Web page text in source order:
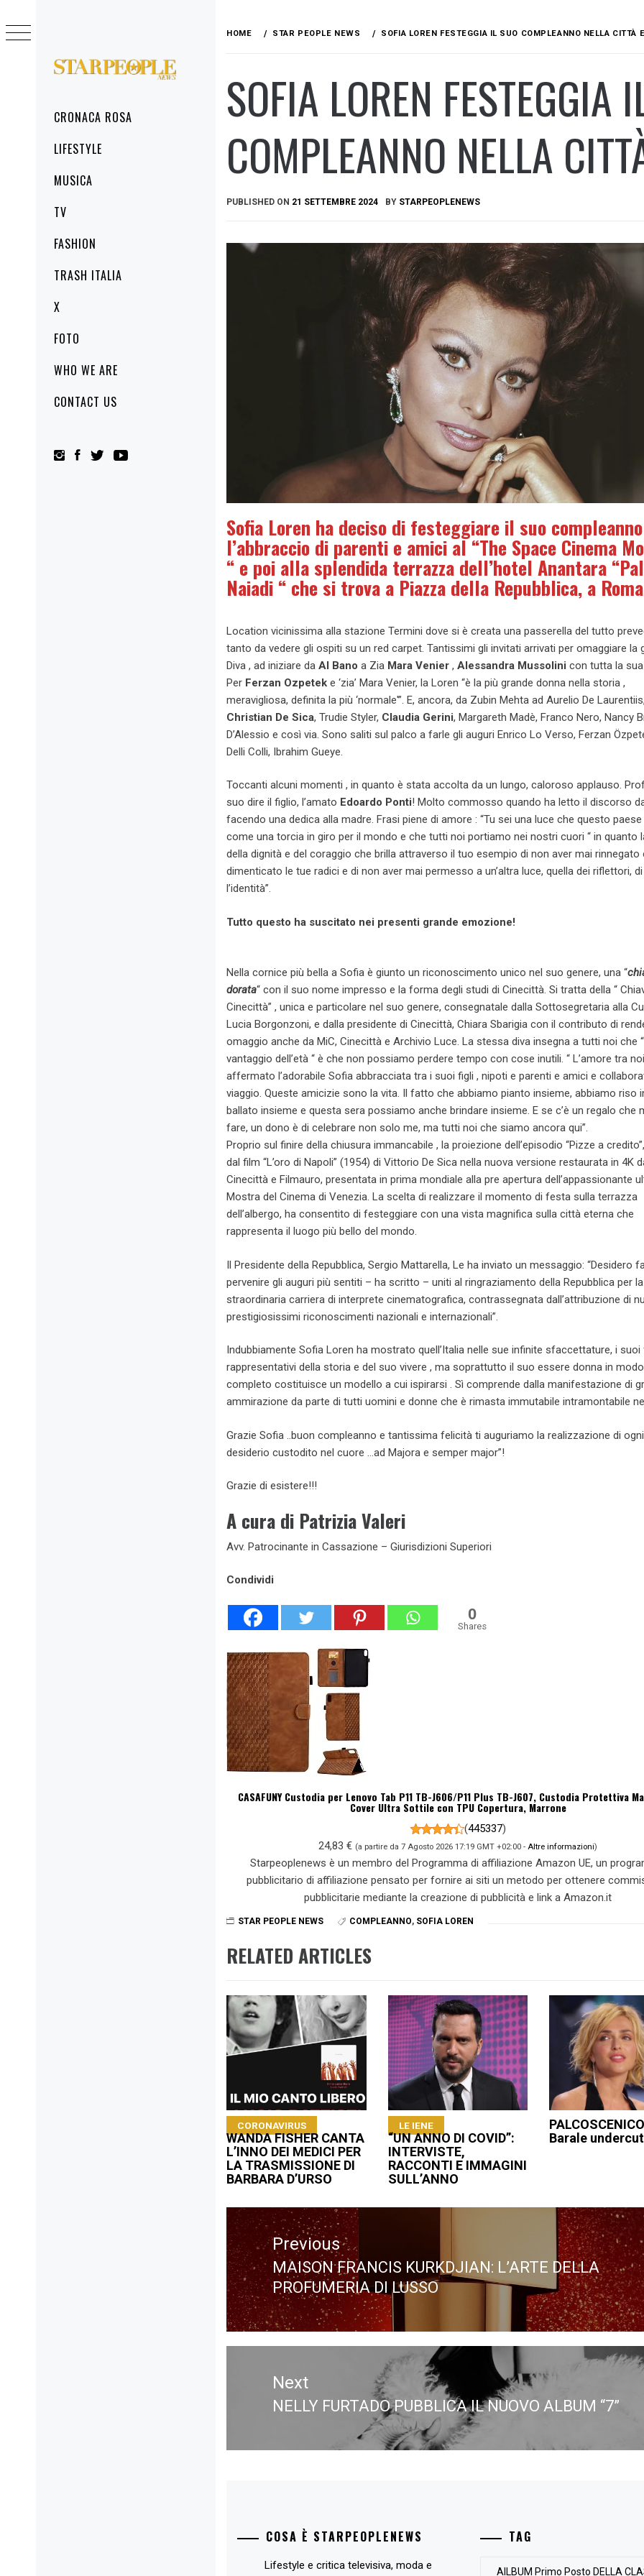
STARPEOPLENEWS
MenuCRONACA ROSA
LIFESTYLE
MUSICA
TV
FASHION
TRASH ITALIA
X
FOTO
WHO WE ARE
CONTACT US
to
content
HOME STAR PEOPLE NEWS SOFIA LOREN FESTEGGIA IL SUO COMPLEANNO NELLA CITTÀ
SOFIA LOREN FESTEGGIA
COMPLEANNO NELLA
PUBLISHED ON 21 SETTEMBRE 2024 BY STARPEOPLENEWS
Sofia Loren ha deciso di festeggiare il suo
l’abbraccio di parenti e amici al “The Space Cinema
“ e poi alla splendida terrazza dell’hotel Anantara
Naiadi “ che si trova a Piazza della Repubblica, a
Location vicinissima alla stazione Termini dove si è creata una passerella del tutto
tanto da vedere gli ospiti su un red carpet. Tantissimi gli invitati arrivati per omaggiare la
Diva , ad iniziare da Al Bano a Zia Mara Venier , Alessandra Mussolini con tutta la
Per Ferzan Ozpetek e ‘zia’ Mara Venier, la Loren “è la più grande donna nella storia ,
meravigliosa, definita la più ‘normale'”. E, ancora, da Zubin Mehta ad Aurelio De
Christian De Sica, Trudie Styler, Claudia Gerini, Margareth Madè, Franco Nero, Nancy
D’Alessio e così via. Sono saliti sul palco a farle gli auguri Enrico Lo Verso, Ferzan
Delli Colli, Ibrahim Gueye.
Toccanti alcuni momenti , in quanto è stata accolta da un lungo, caloroso applauso.
suo dire il figlio, l’amato Edoardo Ponti! Molto commosso quando ha letto il discorso
facendo una dedica alla madre. Frasi piene di amore : “Tu sei una luce che questo
come una torcia in giro per il mondo e che tutti noi portiamo nei nostri cuori “ in quanto
della dignità e del coraggio che brilla attraverso il tuo esempio di non aver mai rinnegato
dimenticato le tue radici e di non aver mai permesso a un’altra luce, quella dei riflettori,
l’identità”.
Tutto questo ha suscitato nei presenti grande emozione!
Nella cornice più bella a Sofia è giunto un riconoscimento unico nel suo genere, una “
dorata“ con il suo nome impresso e la forma degli studi di Cinecittà. Si tratta della “
Cinecittà” , unica e particolare nel suo genere, consegnatale dalla Sottosegretaria alla
Lucia Borgonzoni, e dalla presidente di Cinecittà, Chiara Sbarigia con il contributo di
omaggio anche da MiC, Cinecittà e Archivio Luce. La stessa diva insegna a tutti noi che
vantaggio dell’età “ è che non possiamo perdere tempo con cose inutili. “ L’amore tra
affermato l’adorabile Sofia abbracciata tra i suoi figli , nipoti e parenti e amici e
viaggio. Queste amicizie sono la vita. Il fatto che abbiamo pianto insieme, abbiamo riso
ballato insieme e questa sera possiamo anche brindare insieme. E se c’è un regalo che
fare, un dono è di celebrare non solo me, ma tutti noi che siamo ancora qui”.
Proprio sul finire della chiusura immancabile , la proiezione dell’episodio “Pizze a
dal film “L’oro di Napoli” (1954) di Vittorio De Sica nella nuova versione restaurata in 4K
Cinecittà e Filmauro, presentata in prima mondiale alla pre apertura dell’appassionante
Mostra del Cinema di Venezia. La scelta di realizzare il momento di festa sulla terrazza
dell’albergo, ha consentito di festeggiare con una vista magnifica sulla città eterna che
rappresenta il luogo più bello del mondo.
Il Presidente della Repubblica, Sergio Mattarella, Le ha inviato un messaggio: “Desidero
pervenire gli auguri più sentiti – ha scritto – uniti al ringraziamento della Repubblica per
straordinaria carriera di interprete cinematografica, contrassegnata dall’attribuzione di
prestigiosissimi riconoscimenti nazionali e internazionali”.
Indubbiamente Sofia Loren ha mostrato quell’Italia nelle sue infinite sfaccettature, i
rappresentativi della storia e del suo vivere , ma soprattutto il suo essere donna in modo
completo costituisce un modello a cui ispirarsi . Sì comprende dalla manifestazione di
ammirazione da parte di tutti uomini e donne che è rimasta immutabile intramontabile
Grazie Sofia ..buon compleanno e tantissima felicità ti auguriamo la realizzazione di
desiderio custodito nel cuore …ad Majora e semper major”!
Grazie di esistere!!!
A cura di Patrizia Valeri
Avv. Patrocinante in Cassazione – Giurisdizioni Superiori
Condividi
0
Shares
CASAFUNY Custodia per Lenovo Tab P11 TB-J606/P11 Plus TB-J607, Custodia Protettiva
Cover Ultra Sottile con TPU Copertura, Marrone
(445337)
24,83 € (a partire da 7 Agosto 2026 17:19 GMT +02:00 -Altre informazioni)
Starpeoplenews è un membro del Programma di affiliazione Amazon UE, un
pubblicitario di affiliazione pensato per fornire ai siti un metodo per ottenere
pubblicitarie mediante la creazione di pubblicità e link a Amazon.it
STAR PEOPLE NEWS COMPLEANNO, SOFIA LOREN
RELATED ARTICLES
CORONAVIRUS
WANDA FISHER CANTA
L’INNO DEI MEDICI PER
LA TRASMISSIONE DI
BARBARA D’URSO
LE IENE
“UN ANNO DI COVID”:
INTERVISTE,
RACCONTI E IMMAGINI
SULL’ANNO
Barale
Navigazione
articoliPrevious
Previous
post:
MAISON FRANCIS KURKDJIAN: L’ARTE DELLA
PROFUMERIA DI LUSSO
Next
Next
NELLY FURTADO PUBBLICA IL NUOVO ALBUM “7”
COSA È STARPEOPLENEWS
Lifestyle e critica televisiva, moda e
TAG
AlLBUM Primo Posto DELLA